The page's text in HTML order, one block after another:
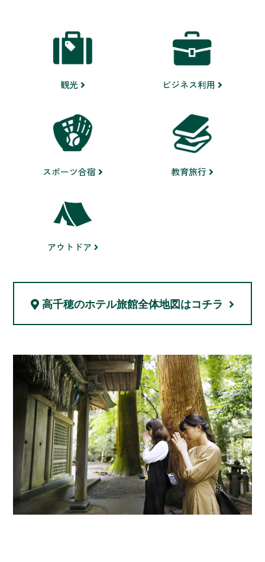
観光 ビジネス利用
スポーツ合宿 教育旅行
アウトドア
高千穂のホテル旅館全体地図はコチラ